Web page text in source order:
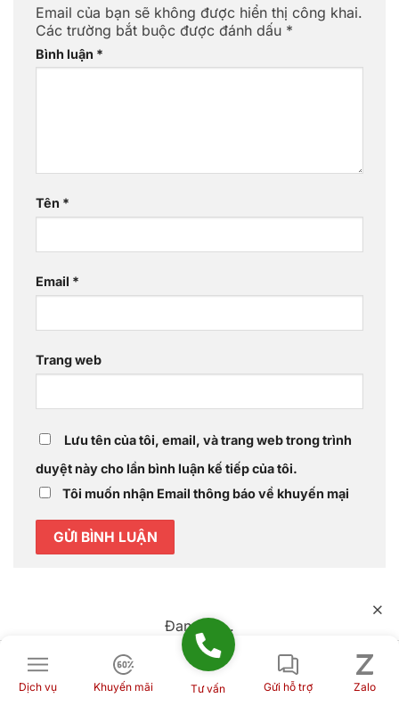
Email của bạn sẽ không được hiển thị công khai.
Các trường bắt buộc được đánh dấu *
Bình luận *
Tên *
Email *
Trang web
Lưu tên của tôi, email, và trang web trong trình
duyệt này cho lần bình luận kế tiếp của tôi.
Tôi muốn nhận Email thông báo về khuyến mại
Dịch vụ Khuyến mãi Tư vấn Gửi hỗ trợ Zalo
Đang tải...